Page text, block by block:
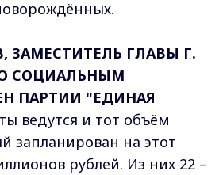
ЗАМЕСТИТЕЛЬ ГЛАВЫ Г.
СОЦИАЛЬНЫМ
ПАРТИИ "ЕДИНАЯ
ведутся и тот объём
запланирован на этот
рублей. Из них 22 –